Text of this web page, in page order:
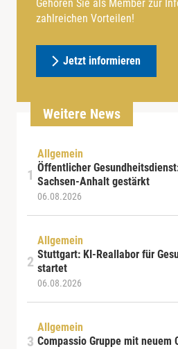
Gehören Sie als Member zur
zahlreichen Vorteilen!
Jetzt informieren
Weitere News
Allgemein
Öffentlicher
Sachsen-Anhalt gestärkt
06.08.2026
Allgemein
Stuttgart: KI-Reallabor für
startet
06.08.2026
Allgemein
Compassio Gruppe mit neuem